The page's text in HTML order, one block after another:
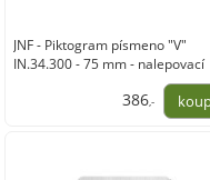
JNF - Piktogram písmeno "V"
IN.34.300 - 75 mm - nalepovací
386,-